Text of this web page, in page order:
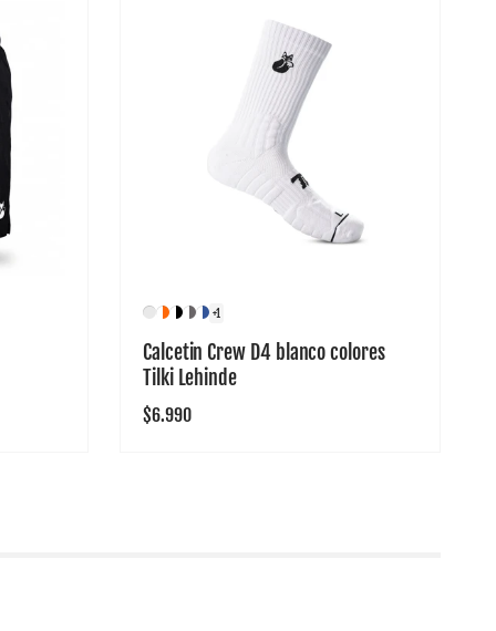
Calcetin Crew D4 blanco colores
Tilki Lehinde
Precio
$6.990
+1